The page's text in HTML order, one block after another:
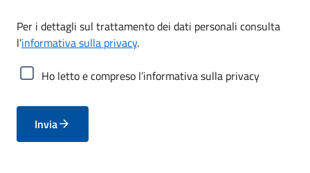
Per i dettagli sul trattamento dei dati personali consulta
l’informativa sulla privacy.
Ho letto e compreso l’informativa sulla privacy
Invia